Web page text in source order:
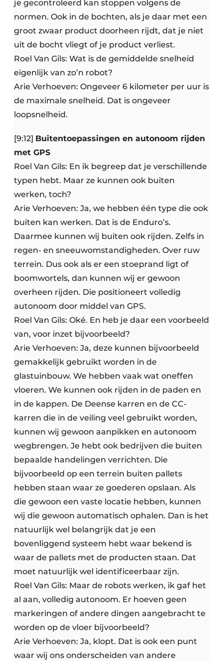
je gecontroleerd kan stoppen volgens de
normen. Ook in de bochten, als je daar met een
groot zwaar product doorheen rijdt, dat je niet
uit de bocht vliegt of je product verliest.
Roel Van Gils: Wat is de gemiddelde snelheid
eigenlijk van zo’n robot?
Arie Verhoeven: Ongeveer 6 kilometer per uur is
de maximale snelheid. Dat is ongeveer
loopsnelheid.
[9:12] Buitentoepassingen en autonoom rijden
met GPS
Roel Van Gils: En ik begreep dat je verschillende
typen hebt. Maar ze kunnen ook buiten
werken, toch?
Arie Verhoeven: Ja, we hebben één type die ook
buiten kan werken. Dat is de Enduro’s.
Daarmee kunnen wij buiten ook rijden. Zelfs in
regen- en sneeuwomstandigheden. Over ruw
terrein. Dus ook als er een stoeprand ligt of
boomwortels, dan kunnen wij er gewoon
overheen rijden. Die positioneert volledig
autonoom door middel van GPS.
Roel Van Gils: Oké. En heb je daar een voorbeeld
van, voor inzet bijvoorbeeld?
Arie Verhoeven: Ja, deze kunnen bijvoorbeeld
gemakkelijk gebruikt worden in de
glastuinbouw. We hebben vaak wat oneffen
vloeren. We kunnen ook rijden in de paden en
in de kappen. De Deense karren en de CC-
karren die in de veiling veel gebruikt worden,
kunnen wij gewoon aanpikken en autonoom
wegbrengen. Je hebt ook bedrijven die buiten
bepaalde handelingen verrichten. Die
bijvoorbeeld op een terrein buiten pallets
hebben staan waar ze goederen opslaan. Als
die gewoon een vaste locatie hebben, kunnen
wij die gewoon automatisch ophalen. Dan is het
natuurlijk wel belangrijk dat je een
bovenliggend systeem hebt waar bekend is
waar de pallets met de producten staan. Dat
moet natuurlijk wel identificeerbaar zijn.
Roel Van Gils: Maar de robots werken, ik gaf het
al aan, volledig autonoom. Er hoeven geen
markeringen of andere dingen aangebracht te
worden op de vloer bijvoorbeeld?
Arie Verhoeven: Ja, klopt. Dat is ook een punt
waar wij ons onderscheiden van andere